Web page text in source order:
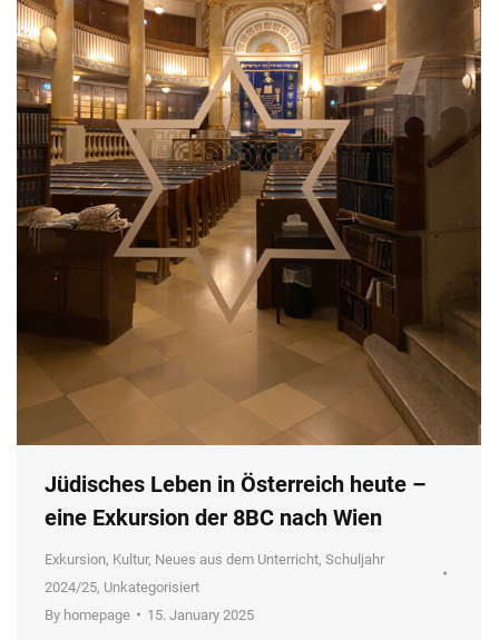
Jüdisches Leben in Österreich heute –
eine Exkursion der 8BC nach Wien
Exkursion, Kultur, Neues aus dem Unterricht, Schuljahr
2024/25, Unkategorisiert
By homepage 15. January 2025